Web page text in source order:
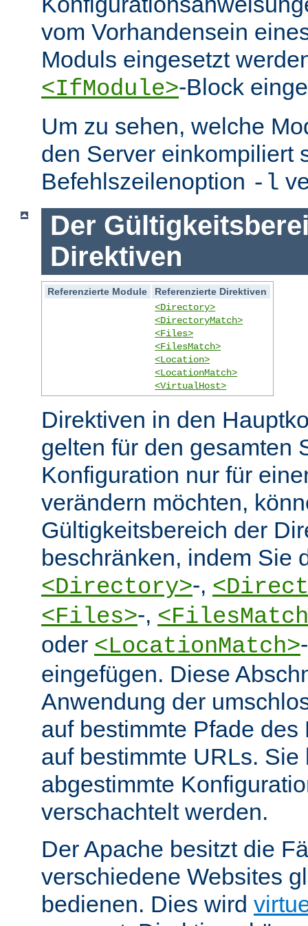
vom Vorhandensein
Moduls eingesetzt
<IfModule>-Block
Um zu sehen, welche
den Server einkompiliert
Befehlszeilenoption -l
Der
Direktiven
Referenzierte Module
Referenzierte Direktiven
<Directory>
<DirectoryMatch>
<Files>
<FilesMatch>
<Location>
<LocationMatch>
<VirtualHost>
Direktiven in den
gelten für den gesamten
Konfiguration nur für
verändern möchten,
Gültigkeitsbereich der
beschränken, indem Sie
<Directory>-,
<Files>-,
oder <LocationMatch>
eingefügen. Diese
Anwendung der
auf bestimmte Pfade
auf bestimmte URLs.
abgestimmte
verschachtelt werden.
Der Apache besitzt die
verschiedene Websites
bedienen. Dies wird